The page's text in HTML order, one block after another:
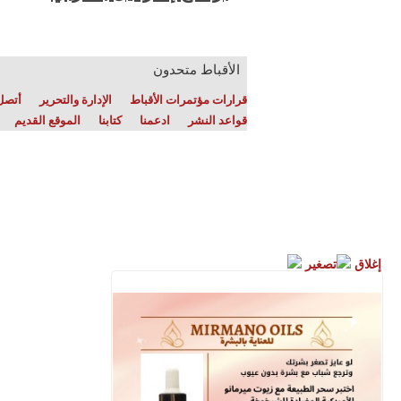
إغلاق تصغير
الأقباط متحدون
قرارات مؤتمرات الأقباط الإدارة والتحرير
قواعد النشر
ادعمنا كتابنا الموقع القديم